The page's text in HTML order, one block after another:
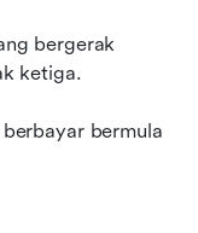
bergerak
ketiga.
bermula